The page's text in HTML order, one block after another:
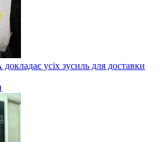
усіх зусиль для доставки